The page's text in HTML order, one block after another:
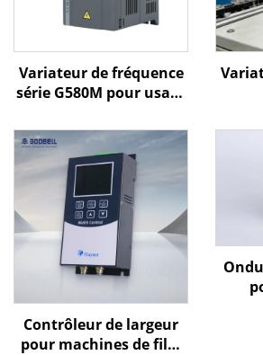
Variateur de fréquence
série G580M pour usage
Contrôleur de largeur
pour machines de film